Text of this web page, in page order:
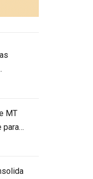
MT
para…